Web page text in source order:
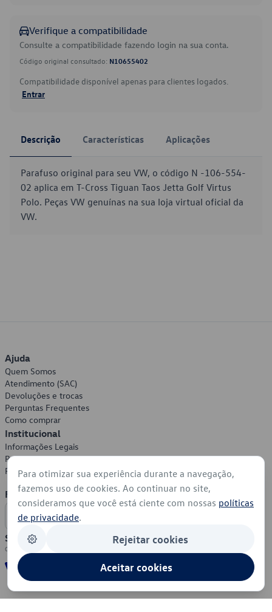
Verifique a compatibilidade
Consulte a compatibilidade fazendo login na sua conta.
Código original consultado: N10655402
Compatibilidade disponível apenas para clientes logados.
Entrar
Descrição Características Aplicações
Parafuso original para seu VW, o código N -106-554-
02 aplica em T-Cross Tiguan Taos Jetta Golf Virtus
Polo. Peças VW genuínas na sua loja virtual oficial da
VW.
Ajuda
Quem Somos
Atendimento (SAC)
Devoluções e trocas
Perguntas Frequentes
Como comprar
Institucional
Informações Legais
Política de Privacidade
Política de Cookies
Formas de Pagamento
Segurança
Para otimizar sua experiência durante a navegação,
fazemos uso de cookies. Ao continuar no site,
consideramos que você está ciente com nossas políticas
de privacidade.
Rejeitar cookies
Aceitar cookies